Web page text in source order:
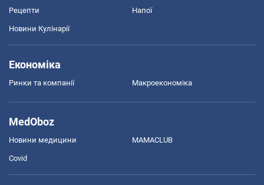
Рецепти Напої
Новини Кулінарії
Економіка
Ринки та компанії Макроекономіка
MedOboz
Новини медицини MAMACLUB
Covid